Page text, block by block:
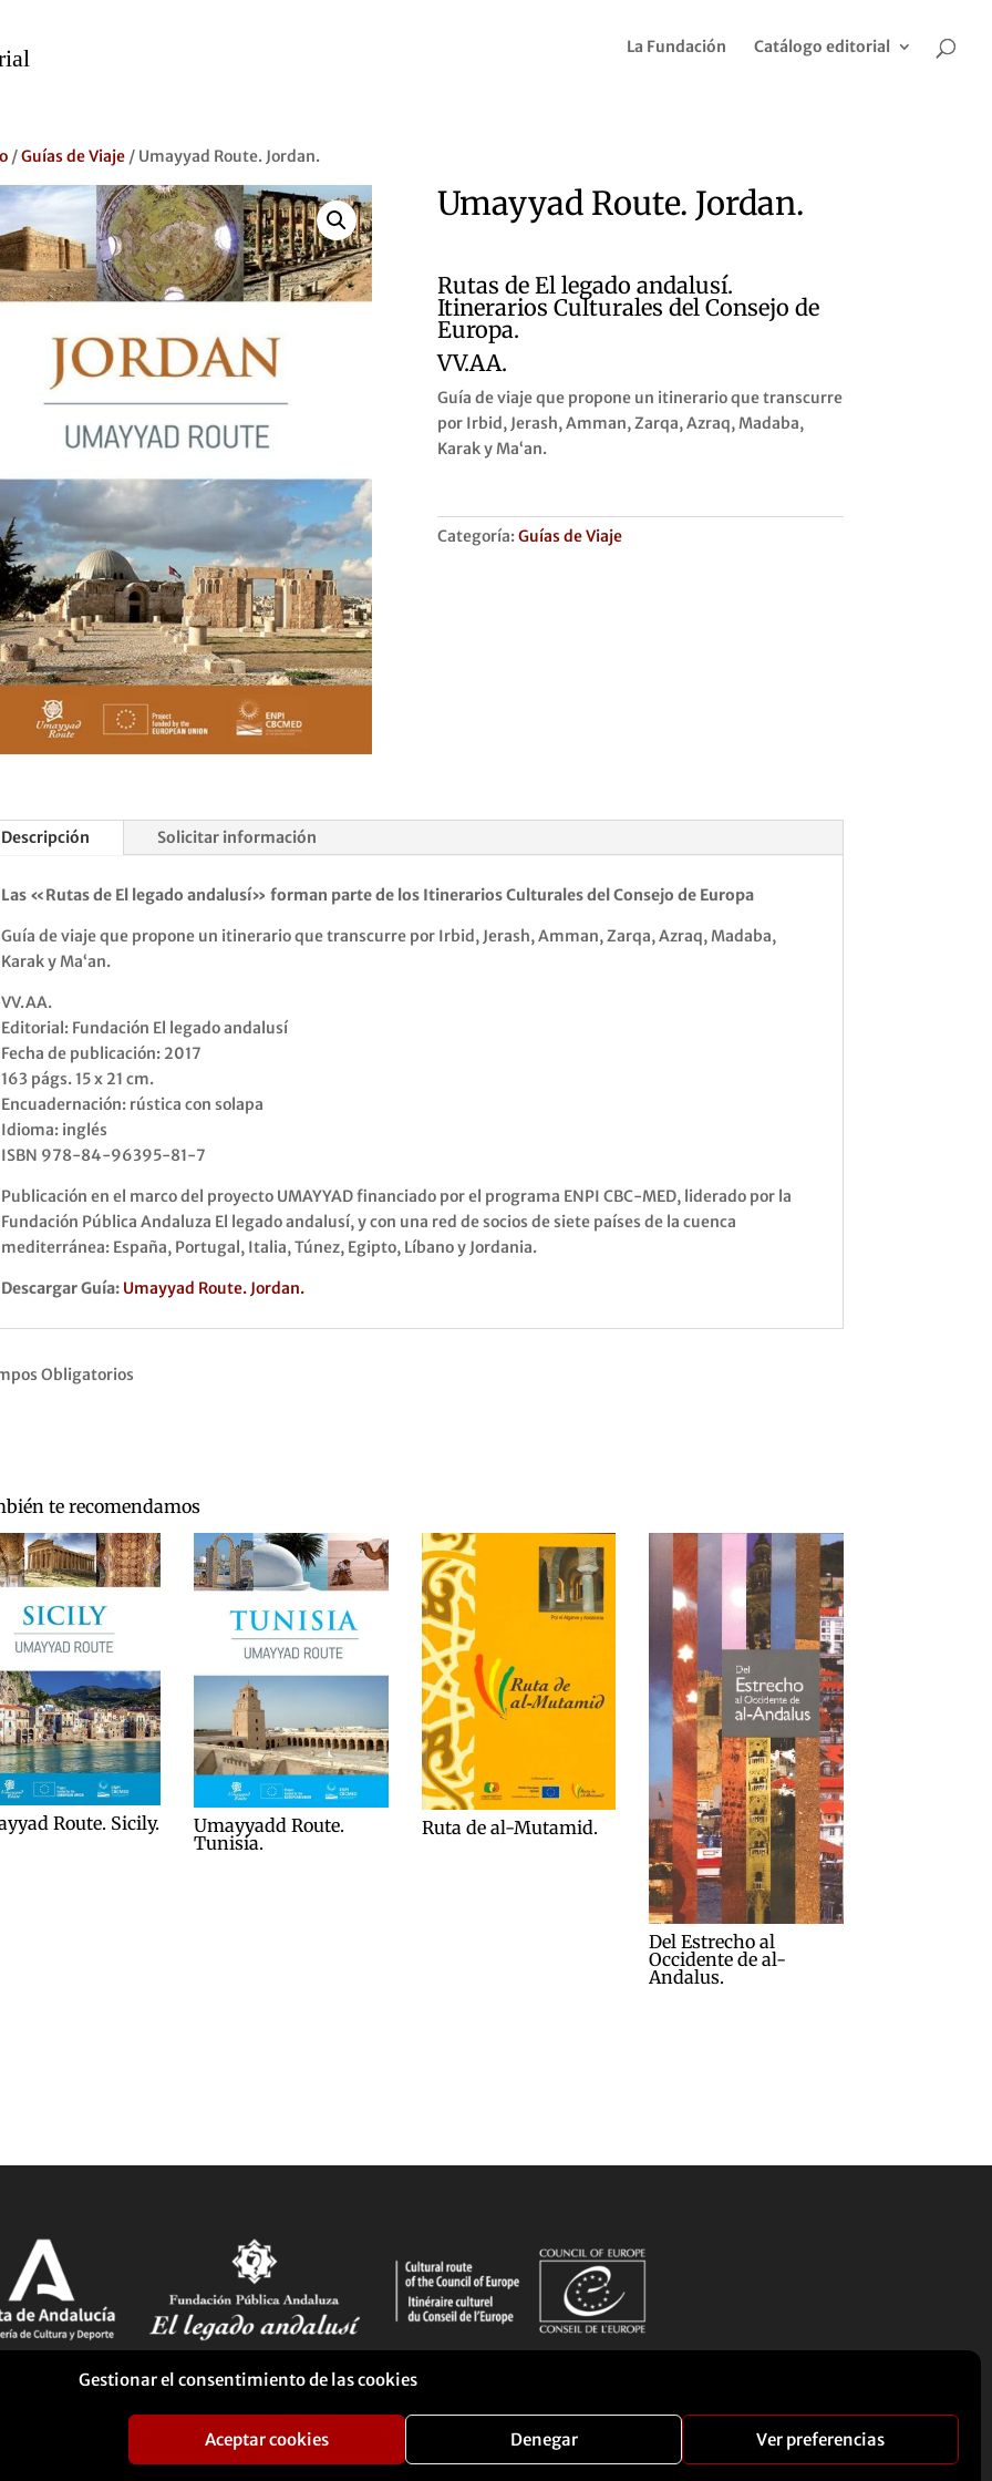
Gestionar el consentimiento de las cookies
Aceptar cookies Denegar Ver preferencias
La Fundación Catálogo editorial
/Guías de Viaje/ Umayyad Route. Jordan.
Umayyad Route. Jordan.
Rutas de El legado andalusí.
Itinerarios Culturales del Consejo de
Europa.
VV.AA.
Guía de viaje que propone un itinerario que transcurre
por Irbid, Jerash, Amman, Zarqa, Azraq, Madaba,
Karak y Ma‘an.
Categoría:Guías de Viaje
Descripción Solicitar información
Las «Rutas de El legado andalusí» forman parte de los Itinerarios Culturales del Consejo de Europa
Guía de viaje que propone un itinerario que transcurre por Irbid, Jerash, Amman, Zarqa, Azraq, Madaba,
Karak y Ma‘an.
VV.AA.
Editorial: Fundación El legado andalusí
Fecha de publicación: 2017
163 págs. 15 x 21 cm.
Encuadernación: rústica con solapa
Idioma: inglés
ISBN 978-84-96395-81-7
Publicación en el marco del proyecto UMAYYAD financiado por el programa ENPI CBC-MED, liderado por la
Fundación Pública Andaluza El legado andalusí, y con una red de socios de siete países de la cuenca
mediterránea: España, Portugal, Italia, Túnez, Egipto, Líbano y Jordania.
Descargar Guía:Umayyad Route. Jordan.
Obligatorios
te recomendamos
Route. Sicily.
Umayyadd Route.
Tunisia.
Ruta de al-Mutamid.
Del Estrecho al
Occidente de al-
Andalus.
Portal de transparencia Perfil del contratante Manual Corporativo Contacto